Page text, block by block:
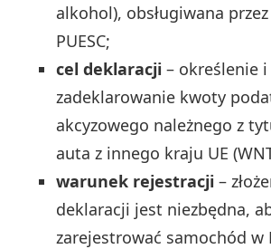
alkohol), obsługiwana przez
PUESC;
cel deklaracji – określenie i
zadeklarowanie kwoty
akcyzowego należnego z
auta z innego kraju UE
warunek rejestracji –
deklaracji jest niezbędna,
zarejestrować samochód w